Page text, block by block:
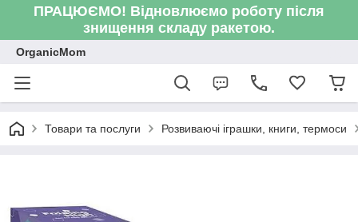
ПРАЦЮЄМО! Відновлюємо роботу після
знищення складу ракетою.
OrganicMom
Товари та послуги Розвиваючі іграшки, книги, термоси